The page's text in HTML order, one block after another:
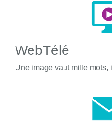
WebTélé
Une image vaut mille mots,